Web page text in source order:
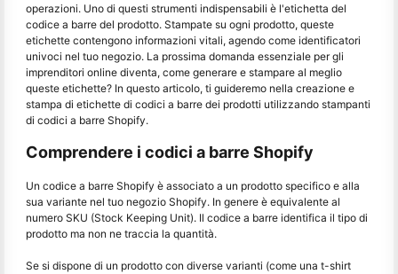
operazioni. Uno di questi strumenti indispensabili è l'etichetta del
codice a barre del prodotto. Stampate su ogni prodotto, queste
etichette contengono informazioni vitali, agendo come identificatori
univoci nel tuo negozio. La prossima domanda essenziale per gli
imprenditori online diventa, come generare e stampare al meglio
queste etichette? In questo articolo, ti guideremo nella creazione e
stampa di etichette di codici a barre dei prodotti utilizzando stampanti
di codici a barre Shopify.
Comprendere i codici a barre Shopify
Un codice a barre Shopify è associato a un prodotto specifico e alla
sua variante nel tuo negozio Shopify. In genere è equivalente al
numero SKU (Stock Keeping Unit). Il codice a barre identifica il tipo di
prodotto ma non ne traccia la quantità.
Se si dispone di un prodotto con diverse varianti (come una t-shirt